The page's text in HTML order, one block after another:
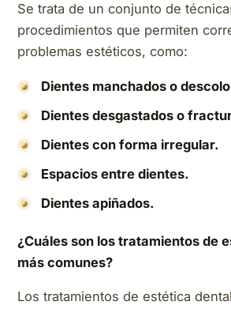
Se trata de un conjunto de
procedimientos que permiten
problemas estéticos, como:
Dientes manchados o
Dientes desgastados o
Dientes con forma irregular.
Espacios entre dientes.
Dientes apiñados.
¿Cuáles son los tratamientos de
más comunes?
Los tratamientos de estética